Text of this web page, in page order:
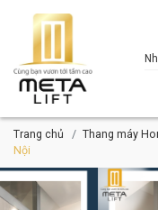
Trang chủ Thang máy
Nội